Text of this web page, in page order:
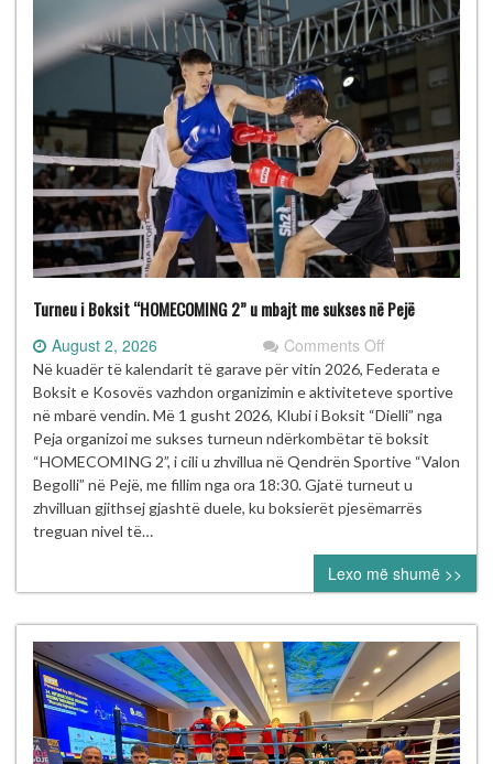
Turneu i Boksit “HOMECOMING 2” u mbajt me sukses në Pejë
August 2, 2026 Comments Offon
Turneu
i
Boksit
2”
u
mbajt
sukses
në
Pejë
Në kuadër të kalendarit të garave për vitin 2026, Federata e
Boksit e Kosovës vazhdon organizimin e aktiviteteve sportive
në mbarë vendin. Më 1 gusht 2026, Klubi i Boksit “Dielli” nga
Peja organizoi me sukses turneun ndërkombëtar të boksit
“HOMECOMING 2”, i cili u zhvillua në Qendrën Sportive “Valon
Begolli” në Pejë, me fillim nga ora 18:30. Gjatë turneut u
zhvilluan gjithsej gjashtë duele, ku boksierët pjesëmarrës
treguan nivel të…
Lexo më shumë >>